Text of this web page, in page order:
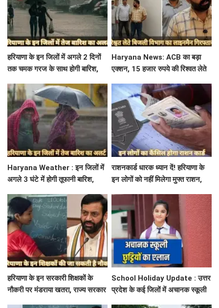
हरियाणा के इन जिलों में अगले 2 दिनों
तक चमक गरज के साथ होगी बारिश,
Haryana News: ACB का बड़ा
एक्शन, 15 हजार रुपये की रिश्वत लेते
Haryana Weather : इन जिलों में
अगले 3 घंटे में होगी तूफानी बारिश,
राशनकार्ड धारक ध्यान दें! हरियाणा के
इन लोगों को नहीं मिलेगा मुफ्त राशन,
हरियाणा के इन सरकारी शिक्षकों के
नौकरी पर मंडराया खतरा, राज्य सरकार
School Holiday Update : उत्तर
प्रदेश के कई जिलों में अचानक स्कूली